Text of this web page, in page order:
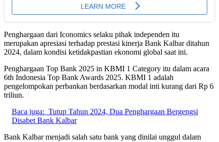
Penghargaan dari Iconomics selaku pihak independen itu
merupakan apresiasi terhadap prestasi kinerja Bank Kalbar ditahun
2024, dalam kondisi ketidakpastian ekonomi global saat ini.
Penghargaan Top Bank 2025 in KBMI 1 Category itu dalam acara
6th Indonesia Top Bank Awards 2025. KBMI 1 adalah
pengelompokan perbankan berdasarkan modal inti kurang dari Rp 6
triliun.
Baca juga: Tutup Tahun 2024, Dua Penghargaan Bergengsi
Disabet Bank Kalbar
Bank Kalbar menjadi salah satu bank yang dinilai unggul dalam